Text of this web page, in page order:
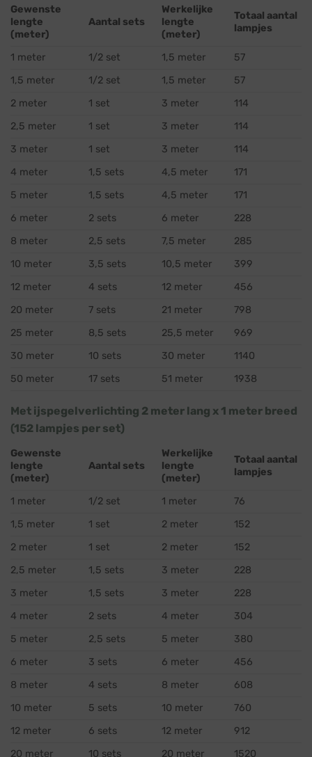
Gewenste
lengte
(meter)
Aantal sets
Werkelijke
lengte
(meter)
Totaal aantal
lampjes
1 meter 1/2 set 1,5 meter
57
1,5 meter
1/2 set 1,5 meter
57
2 meter
1 set 3 meter
114
2,5 meter
1 set 3 meter
114
3 meter
1 set 3 meter
114
4 meter
1,5 sets 4,5 meter
171
5 meter
1,5 sets 4,5 meter
171
6 meter
2 sets 6 meter
228
8 meter
2,5 sets 7,5 meter
285
10 meter
3,5 sets 10,5 meter
399
12 meter
4 sets 12 meter
456
20 meter
7 sets 21 meter
798
25 meter
8,5 sets 25,5 meter
969
30 meter
10 sets 30 meter
1140
50 meter
17 sets 51 meter 1938
Met ijspegelverlichting 2 meter lang x 1 meter breed
(152 lampjes per set)
Gewenste
lengte
(meter)
Aantal sets
Werkelijke
lengte
(meter)
Totaal aantal
lampjes
1 meter 1/2 set 1 meter
76
1,5 meter
1 set 2 meter
152
2 meter
1 set 2 meter
152
2,5 meter
1,5 sets 3 meter
228
3 meter
1,5 sets 3 meter
228
4 meter
2 sets 4 meter
304
5 meter
2,5 sets 5 meter
380
6 meter
3 sets 6 meter
456
8 meter
4 sets 8 meter
608
10 meter
5 sets 10 meter
760
12 meter
6 sets 12 meter
912
20 meter
10 sets 20 meter
1520